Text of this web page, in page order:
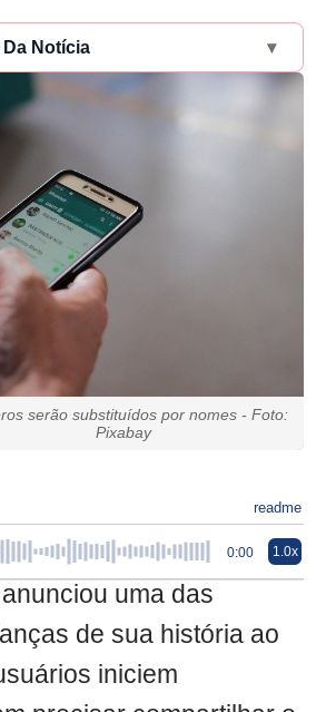
Notícia ▾
serão substituídos por nomes - Foto:
Pixabay
readme
0:00 1.0x
uma das
de sua história ao
iniciem